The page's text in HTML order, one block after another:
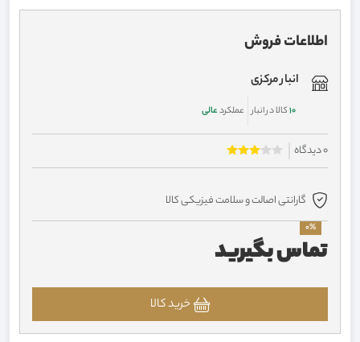
اطلاعات فروش
انبار مرکزی
10کالا در انبار عملکردعالی
0 دیدگاه
گارانتی اصالت و سلامت فیزیکی کالا
0%
تماس بگیرید
خرید کالا